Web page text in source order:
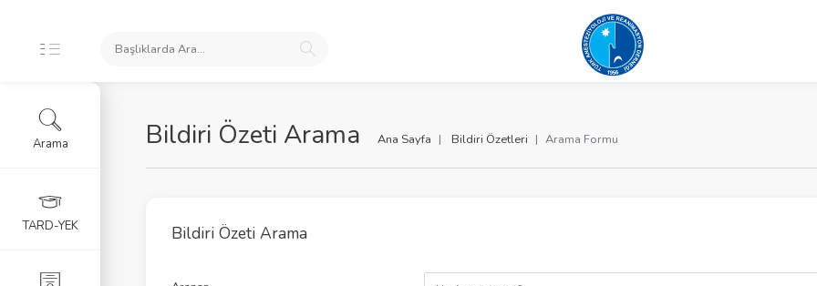
Bildiri Özeti Arama Ana Sayfa Bildiri Özetleri Arama Formu
Bildiri Özeti Arama
Arama
TARD-YEK
Sunumları